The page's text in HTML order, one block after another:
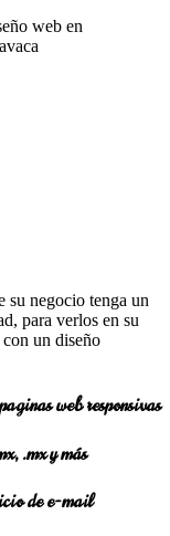
su negocio tenga un
para verlos en su
un diseño
web responsivas
.mx y más
de e-mail